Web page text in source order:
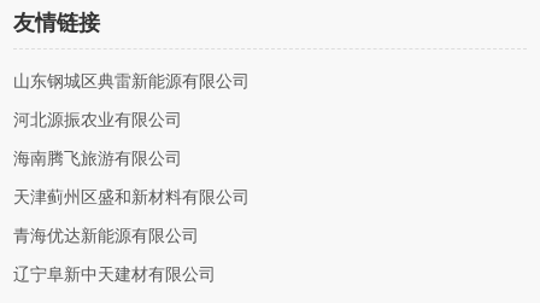
友情链接
山东钢城区典雷新能源有限公司
河北源振农业有限公司
海南腾飞旅游有限公司
天津蓟州区盛和新材料有限公司
青海优达新能源有限公司
辽宁阜新中天建材有限公司